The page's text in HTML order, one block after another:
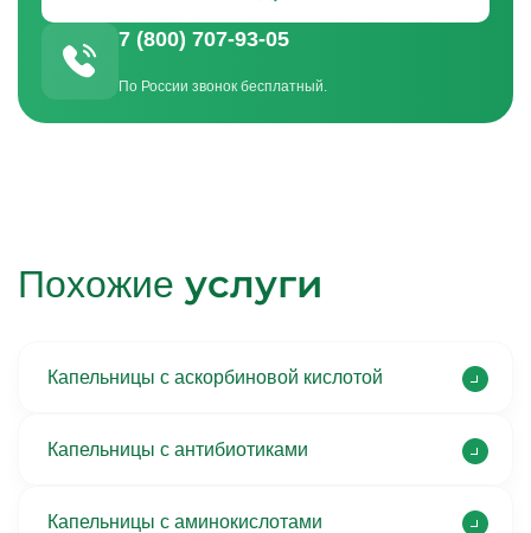
7 (800) 707-93-05
По России звонок бесплатный.
Похожие услуги
Капельницы с аскорбиновой кислотой
Капельницы с антибиотиками
Капельницы с аминокислотами